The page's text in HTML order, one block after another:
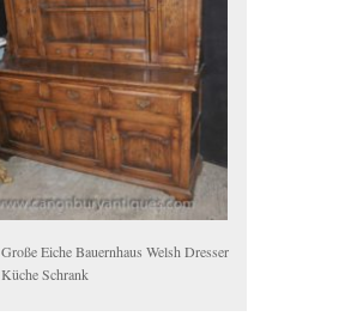
Große Eiche Bauernhaus Welsh Dresser
Küche Schrank